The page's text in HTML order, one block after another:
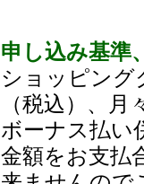
申し込み基準
ショッピング
（税込）、
ボーナス払い
金額をお支払